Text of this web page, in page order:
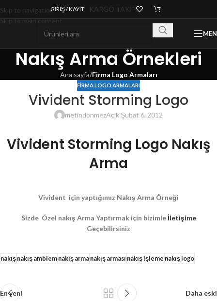
Skip to navigation
Skip to main content
GIRIŞ / KAYIT KARGO TAKİP
Nakış Arma Örnekleri
Ana sayfa/Firma Logo Armaları
FIRMA LOGO ARMALARI
Vivident Storming Logo
metindonmezAçık Şubat 6, 2012
Vivident Storming Logo Nakış
Arma
Vivident için yaptığımız Nakış Arma Örneği
Sizde Özel nakış Arma Yaptırmak için bizimle İletişime
Geçebilirsiniz
nakışnakış amblemnakış armanakış arması nakış işleme nakış logo
En yeni Daha eski